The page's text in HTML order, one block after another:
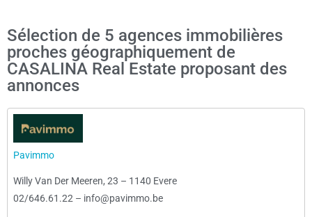
Sélection de 5 agences immobilières
proches géographiquement de
CASALINA Real Estate proposant des
annonces
Pavimmo
Willy Van Der Meeren, 23 – 1140 Evere
02/646.61.22 – info@pavimmo.be